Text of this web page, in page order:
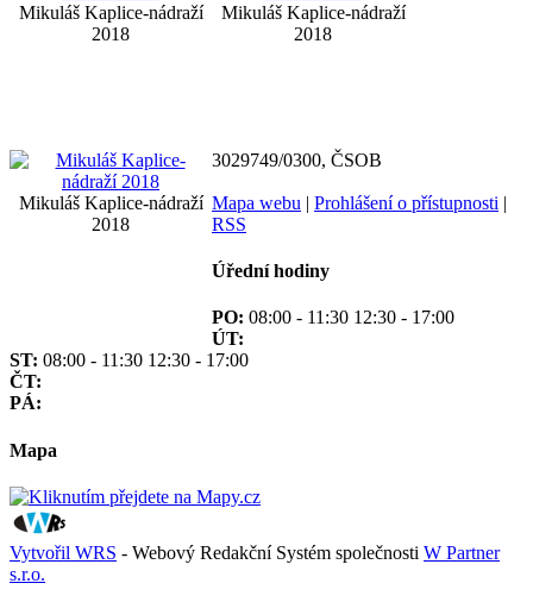
Mikuláš Kaplice-nádraží
2018
Mikuláš Kaplice-nádraží
2018
Mikuláš Kaplice-nádraží
2018
3029749/0300, ČSOB
Mapa webu | Prohlášení o přístupnosti |
RSS
Úřední hodiny
PO: 08:00 - 11:30 12:30 - 17:00
ÚT:
ST: 08:00 - 11:30 12:30 - 17:00
ČT:
PÁ:
Mapa
Vytvořil WRS - Webový Redakční Systém společnosti W Partner
s.r.o.